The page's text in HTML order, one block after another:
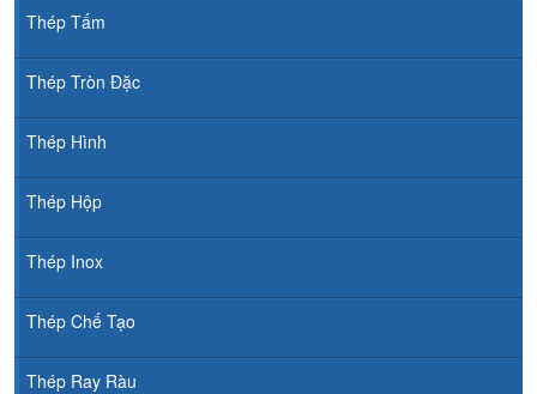
Thép Tấm
Thép Tròn Đặc
Thép Hình
Thép Hộp
Thép Inox
Thép Chế Tạo
Thép Ray Ràu